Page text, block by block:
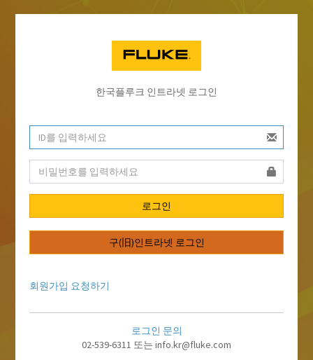
한국플루크 인트라넷 로그인
로그인
구(旧)인트라넷 로그인
회원가입 요청하기
로그인 문의
02-539-6311 또는 info.kr@fluke.com